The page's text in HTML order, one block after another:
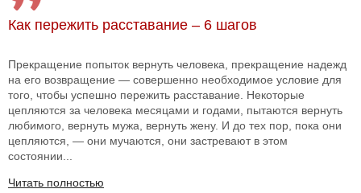
Как пережить расставание – 6 шагов
Прекращение попыток вернуть человека, прекращение надежд
на его возвращение — совершенно необходимое условие для
того, чтобы успешно пережить расставание. Некоторые
цепляются за человека месяцами и годами, пытаются вернуть
любимого, вернуть мужа, вернуть жену. И до тех пор, пока они
цепляются, — они мучаются, они застревают в этом
состоянии...
Читать полностью